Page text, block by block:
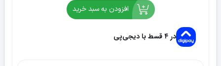
افزودن به سبد خرید
در ۴ قسط با دیجی‌پی